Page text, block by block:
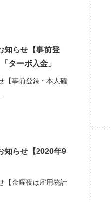
知らせ【事前登
ターボ入金」
【事前登録・本人確
知らせ【2020年9
【金曜夜は雇用統計